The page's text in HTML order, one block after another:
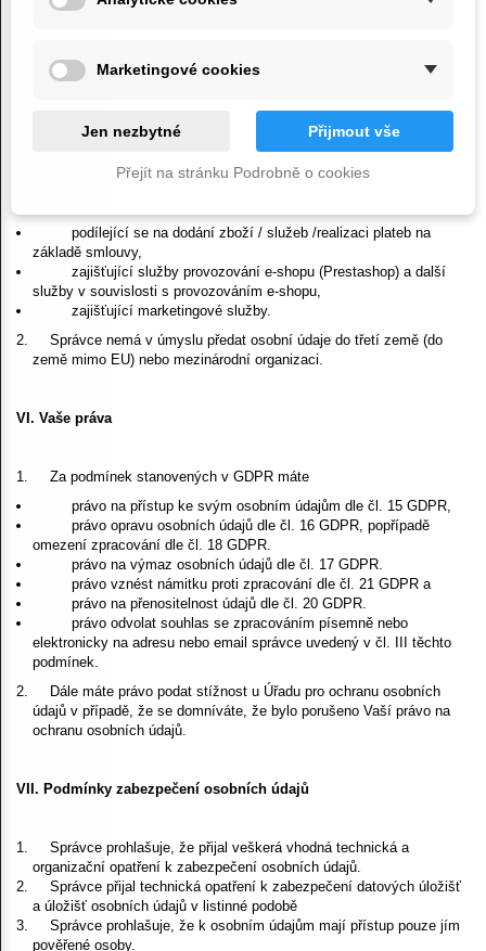
Po uplynutí doby uchovávání osobních údajů správce osobní
údaje vymaže.
V. Příjemci osobních údajů (subdodavatelé správce)
podílející se na dodání zboží / služeb /realizaci plateb na
základě smlouvy,
zajišťující služby provozování e-shopu (Prestashop) a další
služby v souvislosti s provozováním e-shopu,
zajišťující marketingové služby.
Správce nemá v úmyslu předat osobní údaje do třetí země (do
země mimo EU) nebo mezinárodní organizaci.
VI. Vaše práva
Za podmínek stanovených v GDPR máte
právo na přístup ke svým osobním údajům dle čl. 15 GDPR,
právo opravu osobních údajů dle čl. 16 GDPR, popřípadě
omezení zpracování dle čl. 18 GDPR.
právo na výmaz osobních údajů dle čl. 17 GDPR.
právo vznést námitku proti zpracování dle čl. 21 GDPR a
právo na přenositelnost údajů dle čl. 20 GDPR.
právo odvolat souhlas se zpracováním písemně nebo
elektronicky na adresu nebo email správce uvedený v čl. III těchto
podmínek.
Dále máte právo podat stížnost u Úřadu pro ochranu osobních
údajů v případě, že se domníváte, že bylo porušeno Vaší právo na
ochranu osobních údajů.
VII. Podmínky zabezpečení osobních údajů
Správce prohlašuje, že přijal veškerá vhodná technická a
organizační opatření k zabezpečení osobních údajů.
Správce přijal technická opatření k zabezpečení datových úložišť
a úložišť osobních údajů v listinné podobě
Správce prohlašuje, že k osobním údajům mají přístup pouze jím
pověřené osoby.
Marketingové cookies
Jen nezbytné Přijmout vše
Přejít na stránku Podrobně o cookies